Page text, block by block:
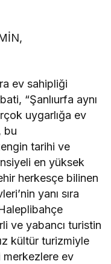
ev sahipliği
“Şanlıurfa aynı
uygarlığa ev
bu
tarihi ve
en yüksek
herkesçe bilinen
yanı sıra
ve yabancı turistin
kültür turizmiyle
merkezlere ev